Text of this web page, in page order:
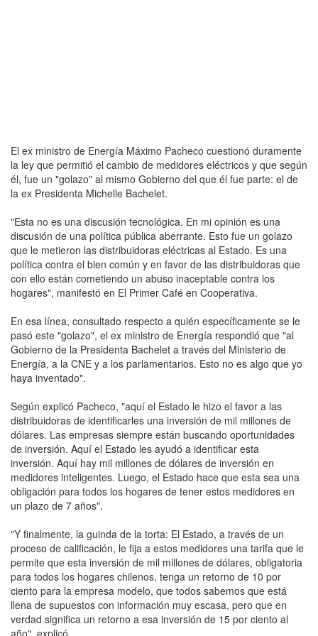
El ex ministro de Energía Máximo Pacheco cuestionó duramente
la ley que permitió el cambio de medidores eléctricos y que según
él, fue un "golazo" al mismo Gobierno del que él fue parte: el de
la ex Presidenta Michelle Bachelet.
"Esta no es una discusión tecnológica. En mi opinión es una
discusión de una política pública aberrante. Esto fue un golazo
que le metieron las distribuidoras eléctricas al Estado. Es una
política contra el bien común y en favor de las distribuidoras que
con ello están cometiendo un abuso inaceptable contra los
hogares", manifestó en El Primer Café en Cooperativa.
En esa línea, consultado respecto a quién específicamente se le
pasó este "golazo", el ex ministro de Energía respondió que "al
Gobierno de la Presidenta Bachelet a través del Ministerio de
Energía, a la CNE y a los parlamentarios. Esto no es algo que yo
haya inventado".
Según explicó Pacheco, "aquí el Estado le hizo el favor a las
distribuidoras de identificarles una inversión de mil millones de
dólares. Las empresas siempre están buscando oportunidades
de inversión. Aquí el Estado les ayudó a identificar esta
inversión. Aquí hay mil millones de dólares de inversión en
medidores inteligentes. Luego, el Estado hace que esta sea una
obligación para todos los hogares de tener estos medidores en
un plazo de 7 años".
"Y finalmente, la guinda de la torta: El Estado, a través de un
proceso de calificación, le fija a estos medidores una tarifa que le
permite que esta inversión de mil millones de dólares, obligatoria
para todos los hogares chilenos, tenga un retorno de 10 por
ciento para la empresa modelo, que todos sabemos que está
llena de supuestos con información muy escasa, pero que en
verdad significa un retorno a esa inversión de 15 por ciento al
año", explicó.